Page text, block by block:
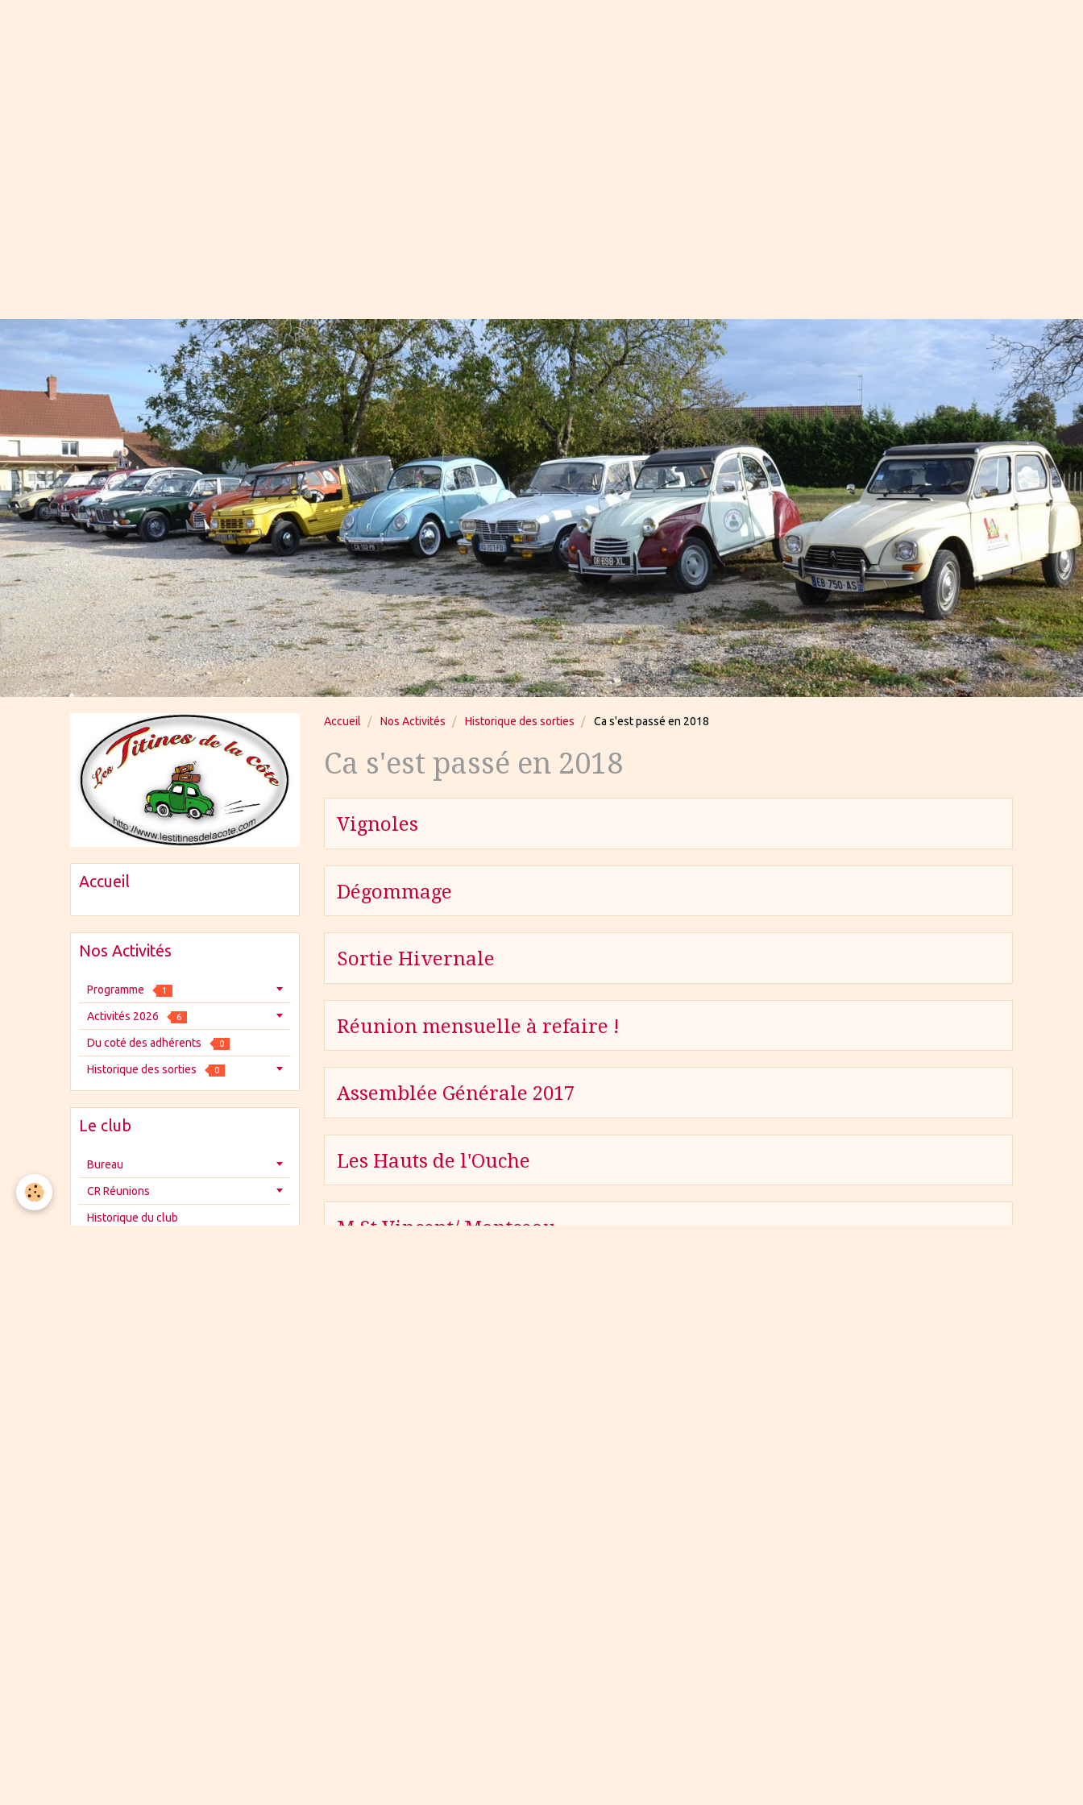
Accueil Nos Activités Historique des sorties Ca s'est passé en 2018
Ca s'est passé en 2018
Vignoles
Dégommage
Sortie Hivernale
Réunion mensuelle à refaire !
Assemblée Générale 2017
Les Hauts de l'Ouche
M St Vincent/ Montceau
Accueil
Nos Activités
Programme 1
Activités 2026 6
Du coté des adhérents 0
Historique des sorties 0
Le club
Bureau
CR Réunions
Historique du club